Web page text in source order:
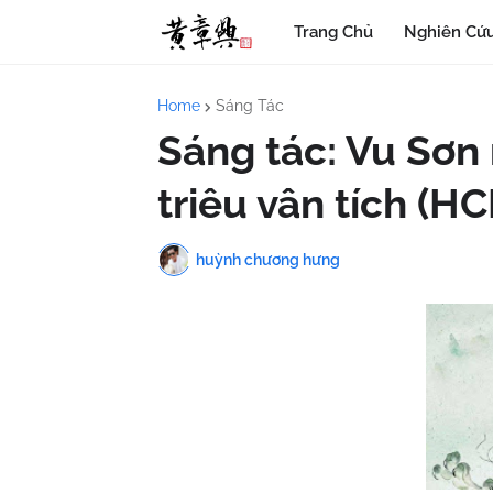
Trang Chủ Nghiên
Home Sáng Tác
Sáng tác: Vu
triêu vân tích
huỳnh chương hưng